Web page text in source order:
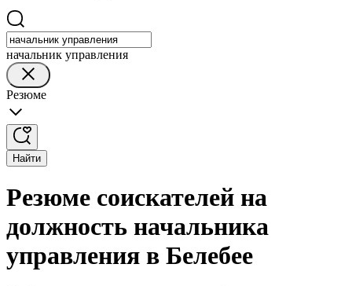
начальник управления
Резюме
Найти
Резюме соискателей на
должность начальника
управления в Белебее